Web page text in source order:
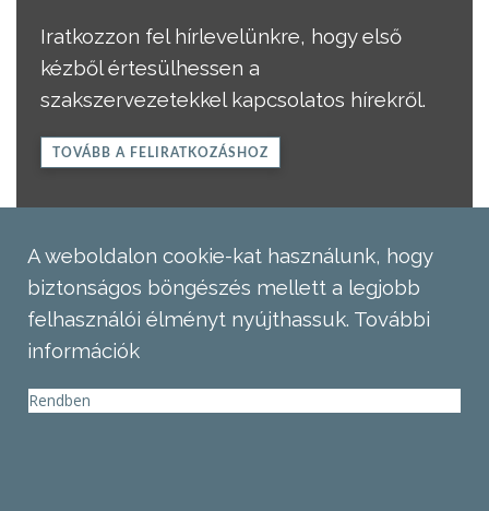
Iratkozzon fel hírlevelünkre, hogy első
kézből értesülhessen a
szakszervezetekkel kapcsolatos hírekről.
TOVÁBB A FELIRATKOZÁSHOZ
A weboldalon cookie-kat használunk, hogy
biztonságos böngészés mellett a legjobb
felhasználói élményt nyújthassuk. További
információk
Rendben